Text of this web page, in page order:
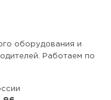
оборудования и
Работаем по